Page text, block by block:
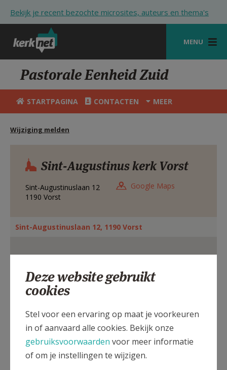
Bekijk je recent bezochte microsites, auteurs en thema's
MENU
STARTPAGINA
KERK
VIERINGEN
SHOP
STARTPAGINA PORTAAL
Pastorale Eenheid Zuid
STARTPAGINA CONTACTEN MEER
Wijziging melden
Sint-Augustinus kerk Vorst
Sint-Augustinuslaan 12
1190 Vorst
Google Maps
Sint-Augustinuslaan 12, 1190 Vorst
Deze website gebruikt
cookies
Stel voor een ervaring op maat je voorkeuren
in of aanvaard alle cookies. Bekijk onze
gebruiksvoorwaarden voor meer informatie
of om je instellingen te wijzigen.